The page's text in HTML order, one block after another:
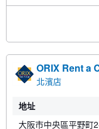
ORIX Rent a
北濱店
地址
大阪市中央區平野町